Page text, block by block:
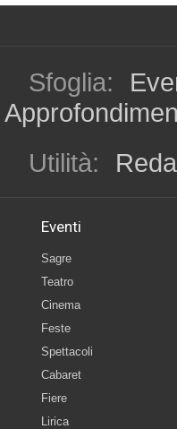
Sfoglia:
Utilità:
Eventi
Sagre
Teatro
Cinema
Feste
Spettacoli
Cabaret
Fiere
Lirica